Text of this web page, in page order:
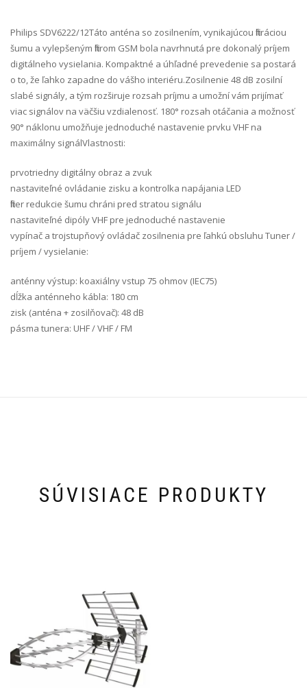
Philips SDV6222/12 Táto anténa so zosilnením, vynikajúcou filtráciou
šumu a vylepšeným filtrom GSM bola navrhnutá pre dokonalý príjem
digitálneho vysielania. Kompaktné a úhľadné prevedenie sa postará
o to, že ľahko zapadne do vášho interiéru.Zosilnenie 48 dB zosilní
slabé signály, a tým rozširuje rozsah príjmu a umožní vám prijímať
viac signálov na väčšiu vzdialenosť. 180° rozsah otáčania a možnosť
90° náklonu umožňuje jednoduché nastavenie prvku VHF na
maximálny signálVlastnosti:
prvotriedny digitálny obraz a zvuk
nastaviteľné ovládanie zisku a kontrolka napájania LED
filter redukcie šumu chráni pred stratou signálu
nastaviteľné dipóly VHF pre jednoduché nastavenie
vypínač a trojstupňový ovládač zosilnenia pre ľahkú obsluhu Tuner /
príjem / vysielanie:
anténny výstup: koaxiálny vstup 75 ohmov (IEC75)
dĺžka anténneho kábla: 180 cm
zisk (anténa + zosilňovač): 48 dB
pásma tunera: UHF / VHF / FM
SÚVISIACE PRODUKTY